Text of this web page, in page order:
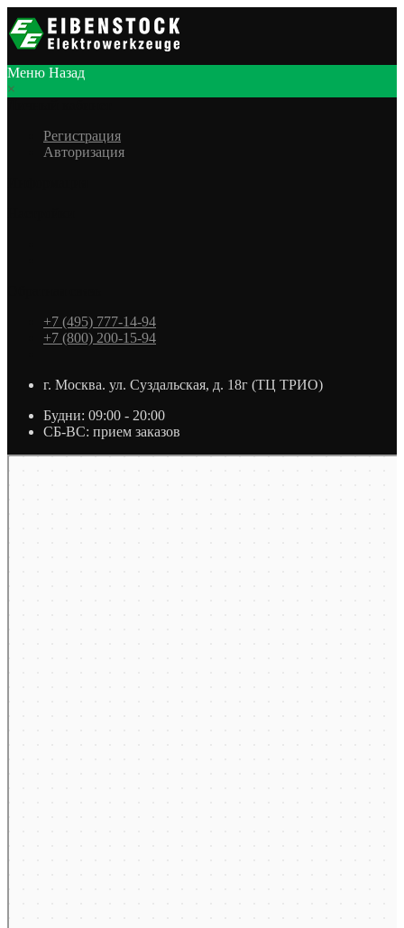
Меню Назад
×
Регистрация
Авторизация
+7 (495) 777-14-94
+7 (800) 200-15-94
г. Москва. ул. Суздальская, д. 18г (ТЦ ТРИО)
Будни: 09:00 - 20:00
СБ-ВС: прием заказов